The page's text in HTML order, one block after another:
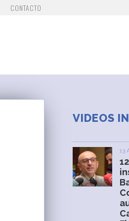
CONTACTO
VIDEOS
13